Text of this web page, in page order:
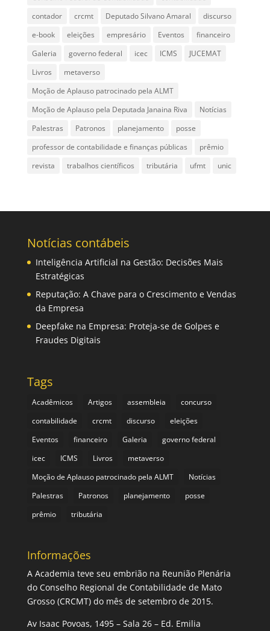
contador
crcmt Deputado Silvano Amaral
discurso
e-book
eleições empresário Eventos
financeiro
Galeria
governo federal icec ICMS
JUCEMAT
Livros
metaverso
Moção de Aplauso patrocinado pela ALMT
Moção de Aplauso pela Deputada Janaina Riva
Notícias
Palestras
Patronos planejamento
posse
professor de contabilidade e finanças públicas
prêmio
revista
trabalhos científicos tributária ufmt unic
Notícias contábeis
Inteligência Artificial na Gestão: Decisões Mais
Estratégicas
Reputação: A Chave para o Crescimento e Vendas
da Empresa
Deepfake na Empresa: Proteja-se de Golpes e
Fraudes Digitais
Tags
Acadêmicos Artigos assembleia
concurso
contabilidade
crcmt discurso
eleições
Eventos
financeiro Galeria
governo federal
icec
ICMS Livros
metaverso
Moção de Aplauso patrocinado pela ALMT
Notícias
Palestras
Patronos planejamento
posse
prêmio
tributária
Informações
A Academia teve seu embrião na Reunião Plenária
do Conselho Regional de Contabilidade de Mato
Grosso (CRCMT) do mês de setembro de 2015.
Av Isaac Povoas, 1495 – Sala 26 – Ed. Emilia